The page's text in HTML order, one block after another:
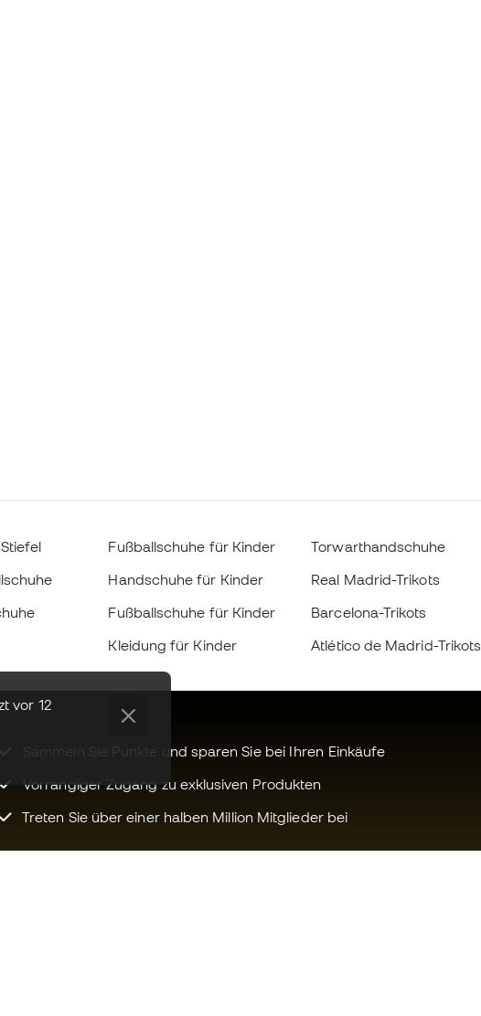
vor 12
Fußballschuhe für Kinder
Handschuhe für Kinder
Fußballschuhe für Kinder
Kleidung für Kinder
Torwarthandschuhe
Real Madrid-Trikots
Barcelona-Trikots
Atlético de Madrid-Trikots
Sammeln Sie Punkte und sparen Sie bei Ihren Einkäufe
Vorrangiger Zugang zu exklusiven Produkten
Treten Sie über einer halben Million Mitglieder bei